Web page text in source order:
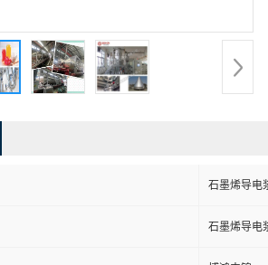
石墨烯导电
石墨烯导电